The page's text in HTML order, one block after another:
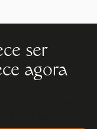
ser
agora